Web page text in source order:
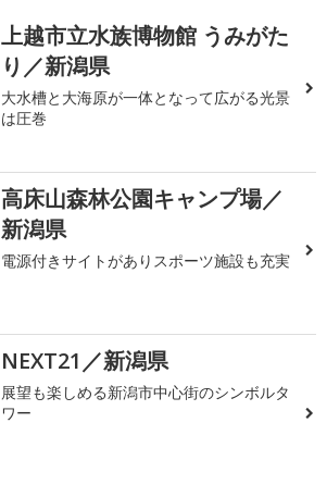
上越市立水族博物館 うみがた
り／新潟県
大水槽と大海原が一体となって広がる光景
は圧巻
高床山森林公園キャンプ場／
新潟県
電源付きサイトがありスポーツ施設も充実
NEXT21／新潟県
展望も楽しめる新潟市中心街のシンボルタ
ワー